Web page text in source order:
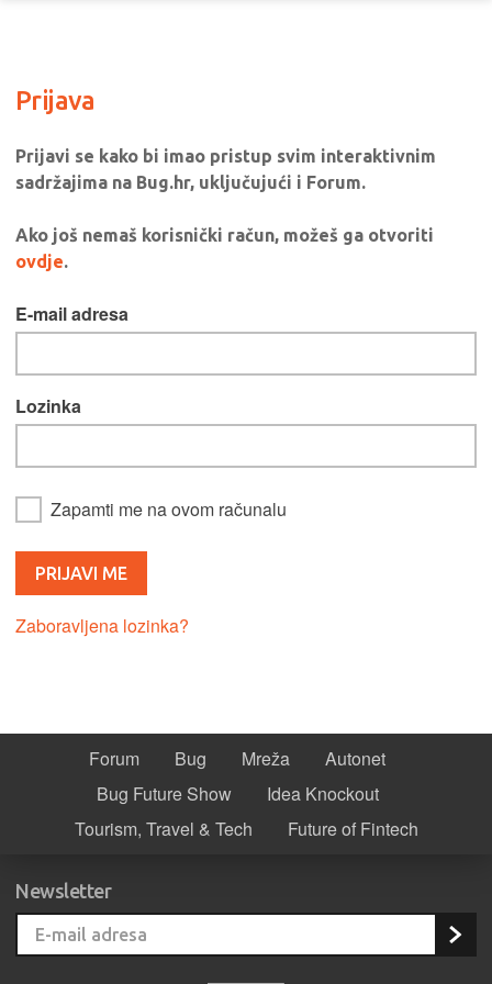
Prijava
Prijavi se kako bi imao pristup svim interaktivnim
sadržajima na Bug.hr, uključujući i Forum.
Ako još nemaš korisnički račun, možeš ga otvoriti
ovdje.
E-mail adresa
Lozinka
Zapamti me na ovom računalu
Zaboravljena lozinka?
Forum Bug Mreža
Autonet
Bug Future Show
Idea Knockout
Tourism, Travel & Tech
Future of Fintech
Newsletter